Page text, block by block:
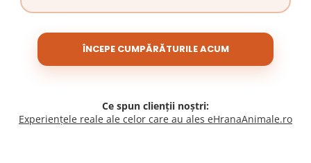
ÎNCEPE CUMPĂRĂTURILE ACUM
Ce spun clienții noștri:
Experiențele reale ale celor care au ales eHranaAnimale.ro